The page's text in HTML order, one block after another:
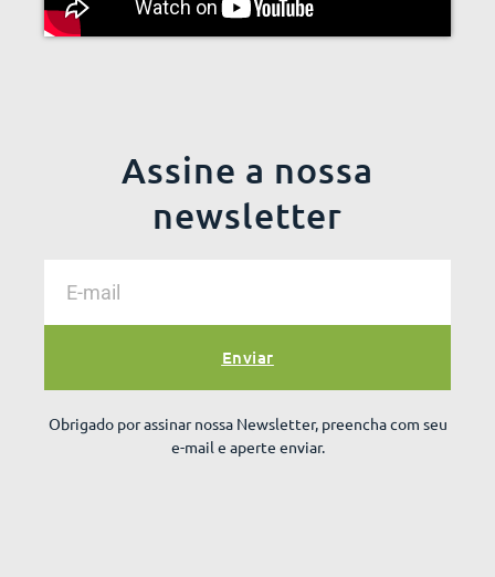
Assine a nossa
newsletter
Enviar
Obrigado por assinar nossa Newsletter, preencha com seu
e-mail e aperte enviar.